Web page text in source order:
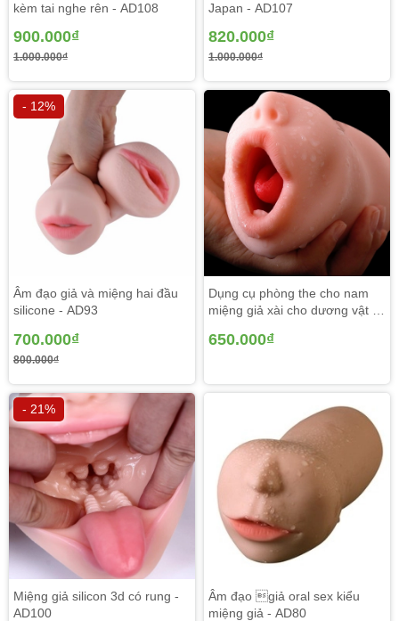
kèm tai nghe rên - AD108
900.000₫
1.000.000₫
Japan - AD107
820.000₫
1.000.000₫
- 12%
Âm đạo giả và miệng hai đầu
silicone - AD93
700.000₫
800.000₫
Dụng cụ phòng the cho nam
miệng giả xài cho dương vật -
650.000₫
- 21%
Miệng giả silicon 3d có rung -
AD100
Âm đạo giả oral sex kiểu
miệng giả - AD80